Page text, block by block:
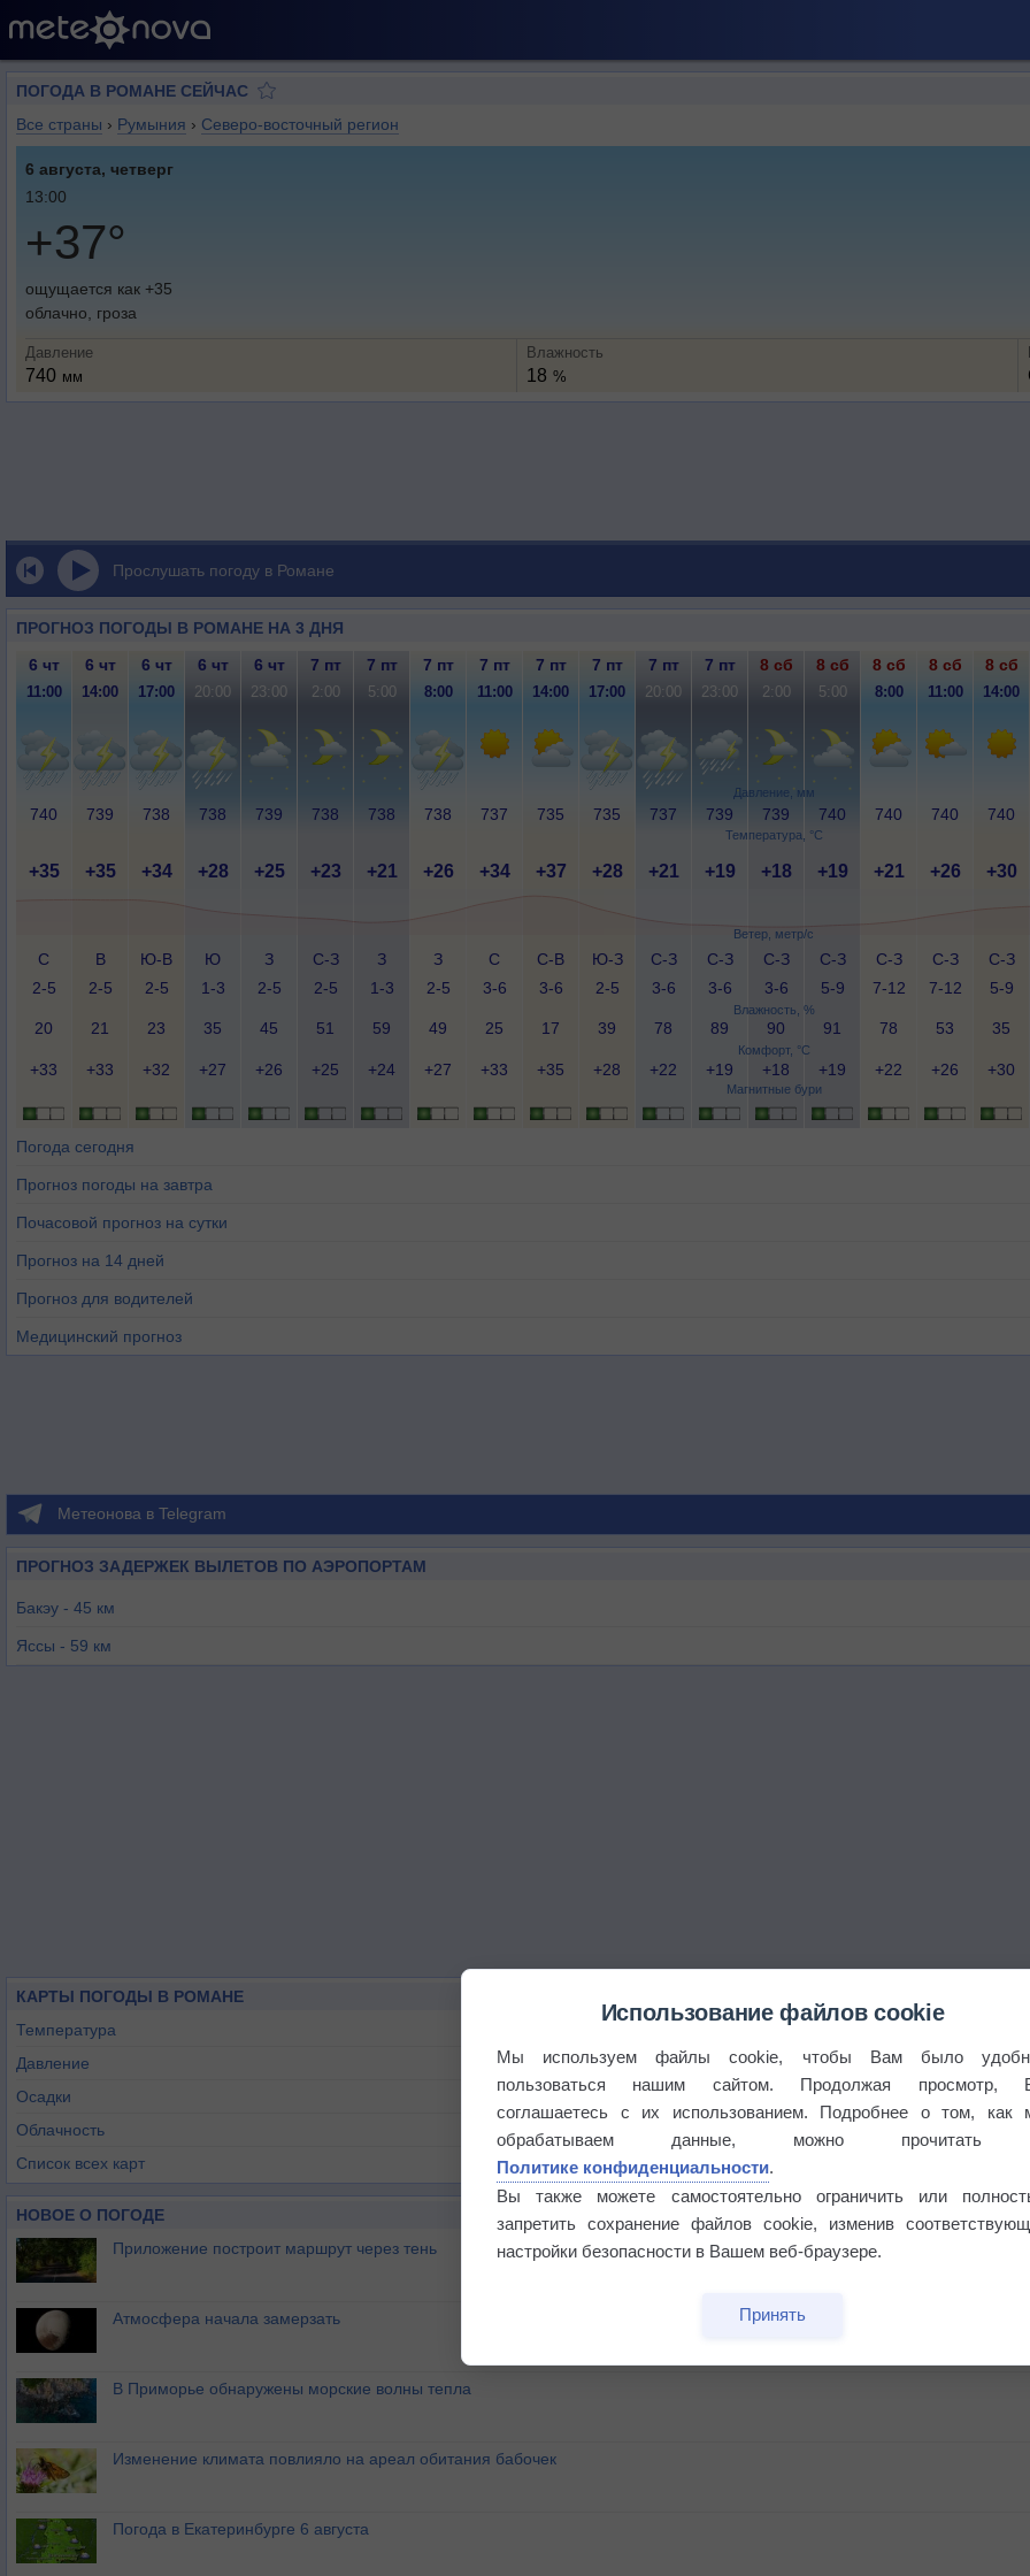
ПОГОДА В РОМАНЕ СЕЙЧАС
Все страны › Румыния › Северо-восточный регион
6 августа, четверг
13:00
+37°
ощущается как +35
облачно, гроза
Давление
740 мм
Влажность
18 %
Прослушать погоду в Романе
ПРОГНОЗ ПОГОДЫ В РОМАНЕ НА 3 ДНЯ
Давление, мм
Температура, °C
Ветер, метр/с
Влажность, %
Комфорт, °C
Магнитные бури
6 чт 6 чт 6 чт 6 чт 6 чт 7 пт 7 пт 7 пт 7 пт 7 пт 7 пт 7 пт 7 пт 8 сб 8 сб 8 сб 8 сб 8 сб
11:00 14:00 17:00 20:00 23:00 2:00 5:00 8:00 11:00 14:00 17:00 20:00 23:00 2:00 5:00 8:00 11:00 14:00
740 739 738 738 739 738 738 738 737 735 735 737 739 739 740 740 740 740
+35 +35 +34 +28 +25 +23 +21 +26 +34 +37 +28 +21 +19 +18 +19 +21 +26 +30
С
2-5
В
2-5
Ю-В
2-5
Ю
1-3
З
2-5
С-З
2-5
З
1-3
З
2-5
С
3-6
С-В
3-6
Ю-З
2-5
С-З
3-6
С-З
3-6
С-З
3-6
С-З
5-9
С-З
7-12
С-З
7-12
С-З
5-9
20 21 23 35 45 51 59 49 25 17 39 78 89 90 91 78 53 35
+33 +33 +32 +27 +26 +25 +24 +27 +33 +35 +28 +22 +19 +18 +19 +22 +26 +30
Погода сегодня
Прогноз погоды на завтра
Почасовой прогноз на сутки
Прогноз на 14 дней
Прогноз для водителей
Медицинский прогноз
Метеонова в Telegram
ПРОГНОЗ ЗАДЕРЖЕК ВЫЛЕТОВ ПО АЭРОПОРТАМ
Бакэу - 45 км
Яссы - 59 км
КАРТЫ ПОГОДЫ В РОМАНЕ
Температура
Давление
Осадки
Облачность
Список всех карт
НОВОЕ О ПОГОДЕ
Приложение построит маршрут через тень
Атмосфера начала замерзать
В Приморье обнаружены морские волны тепла
Изменение климата повлияло на ареал обитания бабочек
Погода в Екатеринбурге 6 августа
Использование файлов cookie
Мы используем файлы cookie, чтобы Вам было
пользоваться нашим сайтом. Продолжая просмотр,
соглашаетесь с их использованием. Подробнее о том, как
обрабатываем данные, можно прочитать
Политике конфиденциальности.
Вы также можете самостоятельно ограничить или
запретить сохранение файлов cookie, изменив
настройки безопасности в Вашем веб-браузере.
Принять